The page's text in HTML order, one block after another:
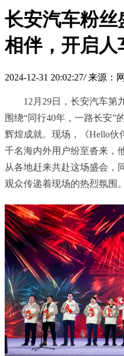
长安汽车粉丝
相伴，开启人
2024-12-31 20:02:27/ 来源：
12月29日，长安汽车第
围绕“同行40年，一路长安”
辉煌成就。现场，《Hello伙
千名海内外用户纷至沓来，
从各地赶来共赴这场盛会，
观众传递着现场的热烈氛围。